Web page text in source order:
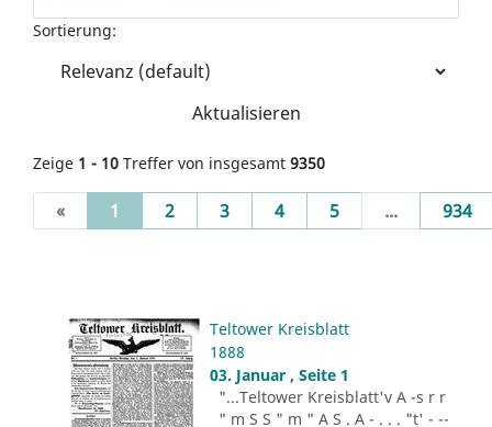
Sortierung:
Aktualisieren
Zeige 1 - 10 Treffer von insgesamt 9350
« 1 (current)
2 3 4 5 ... 934
Teltower Kreisblatt
1888
03. Januar , Seite 1
"...Teltower Kreisblatt'v A -s r r
" m S S " m " A S . A - . . . "t' - --